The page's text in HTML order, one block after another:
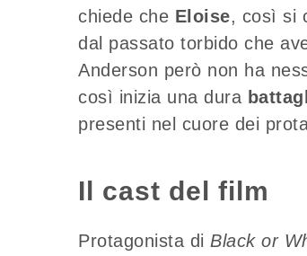
chiede che Eloise, così si
dal passato torbido che
Anderson però non ha
così inizia una dura
presenti nel cuore dei
Il cast del film
Protagonista di Black or